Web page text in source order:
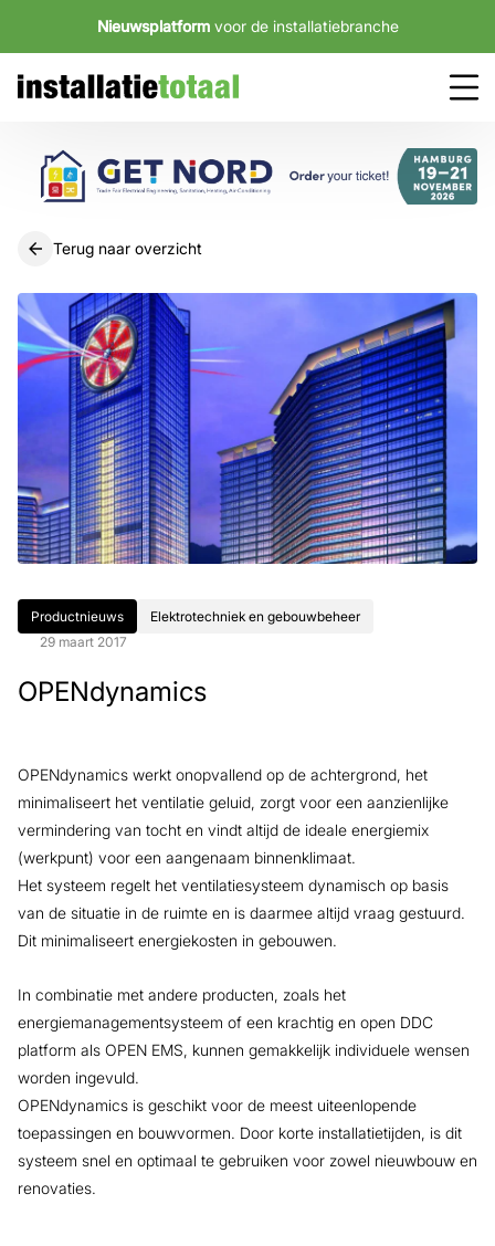
Nieuwsplatform voor de installatiebranche
Terug naar overzicht
Productnieuws
Elektrotechniek en gebouwbeheer
29 maart 2017
OPENdynamics
OPENdynamics werkt onopvallend op de achtergrond, het
minimaliseert het ventilatie geluid, zorgt voor een aanzienlijke
vermindering van tocht en vindt altijd de ideale energiemix
(werkpunt) voor een aangenaam binnenklimaat.
Het systeem regelt het ventilatiesysteem dynamisch op basis
van de situatie in de ruimte en is daarmee altijd vraag gestuurd.
Dit minimaliseert energiekosten in gebouwen.
In combinatie met andere producten, zoals het
energiemanagementsysteem of een krachtig en open DDC
platform als OPEN EMS, kunnen gemakkelijk individuele wensen
worden ingevuld.
OPENdynamics is geschikt voor de meest uiteenlopende
toepassingen en bouwvormen. Door korte installatietijden, is dit
systeem snel en optimaal te gebruiken voor zowel nieuwbouw en
renovaties.